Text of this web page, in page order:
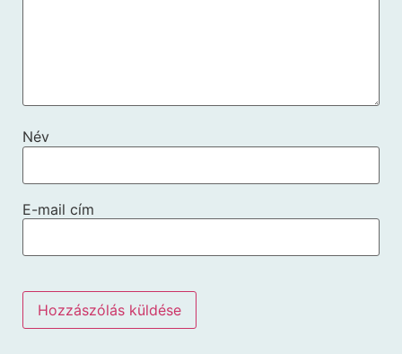
Név
E-mail cím